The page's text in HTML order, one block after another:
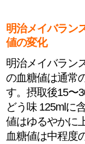
明治メイバラン
値の変化
明治メイバラン
の血糖値は通常
す。摂取後15〜
どう味 125mlに
値はゆるやかに
血糖値は中程度